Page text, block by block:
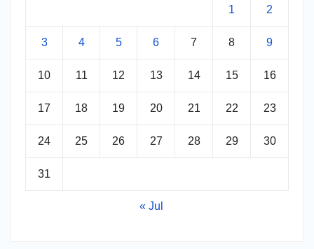
1 2
3 4 5 6 7 8 9
10 11 12 13 14 15 16
17 18 19 20 21 22 23
24 25 26 27 28 29 30
31
« Jul